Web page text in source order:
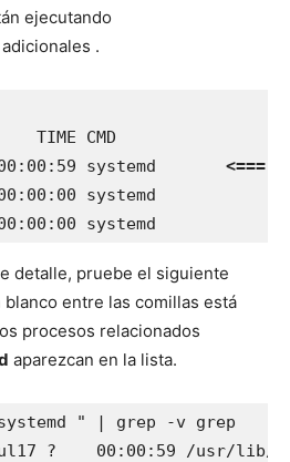
ejecutando
adicionales .
TIME CMD
<===
systemd
systemd
detalle, pruebe el siguiente
entre las comillas está
procesos relacionados
aparezcan en la lista.
" | grep -v grep
?    00:00:59 /usr/lib/